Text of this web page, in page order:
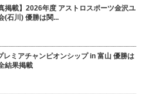
掲載】2026年度 アストロスポーツ金沢ユ
(石川) 優勝は関...
レミアチャンピオンシップ in 富山 優勝は
結果掲載